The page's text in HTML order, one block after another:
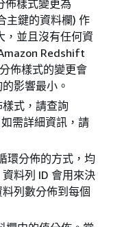
佈樣式變更為
主鍵的資料欄) 作
，並且沒有任何資
Redshift
佈樣式的變更會
影響最小。
式，請查詢
如需詳細資訊，請
環分佈的方式，均
料列 ID 會用來決
列數分佈到每個